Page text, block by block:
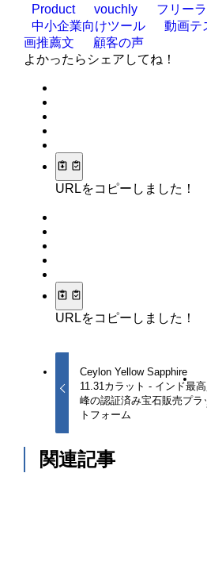
Product
vouchly フリー
中小企業向けツール
動画テ
画推薦文
顧客の声
よかったらシェアしてね！
URLをコピーしました！
URLをコピーしました！
Ceylon Yellow Sapphire
11.31カラット - インド最高
峰の認証済み宝石販売プラ
トフォーム
関連記事